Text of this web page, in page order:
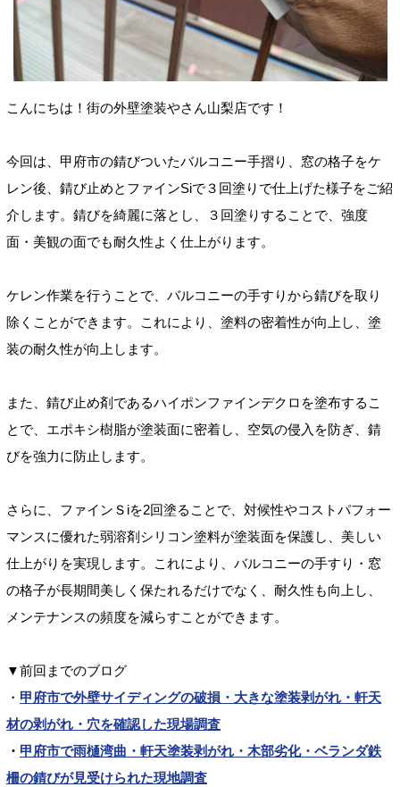
こんにちは！街の外壁塗装やさん山梨店です！
今回は、甲府市の錆びついたバルコニー手摺り、窓の格子をケ
レン後、錆び止めとファインSiで３回塗りで仕上げた様子をご紹
介します。錆びを綺麗に落とし、３回塗りすることで、強度
面・美観の面でも耐久性よく仕上がります。
ケレン作業を行うことで、バルコニーの手すりから錆びを取り
除くことができます。これにより、塗料の密着性が向上し、塗
装の耐久性が向上します。
また、錆び止め剤であるハイポンファインデクロを塗布するこ
とで、エポキシ樹脂が塗装面に密着し、空気の侵入を防ぎ、錆
びを強力に防止します。
さらに、ファインＳiを2回塗ることで、対候性やコストパフォー
マンスに優れた弱溶剤シリコン塗料が塗装面を保護し、美しい
仕上がりを実現します。これにより、バルコニーの手すり・窓
の格子が長期間美しく保たれるだけでなく、耐久性も向上し、
メンテナンスの頻度を減らすことができます。
▼前回までのブログ
・ 甲府市で外壁サイディングの破損・大きな塗装剥がれ・軒天
材の剥がれ・穴を確認した現場調査
・ 甲府市で雨樋湾曲・軒天塗装剥がれ・木部劣化・ベランダ鉄
柵の錆びが見受けられた現地調査